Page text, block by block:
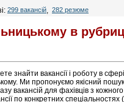
299 вакансій, 282 резюме
в
знайти вакансії і роботу в сфері
Ми пропонуємо якісний
вакансій для фахівців з
по конкретних спеціальностях